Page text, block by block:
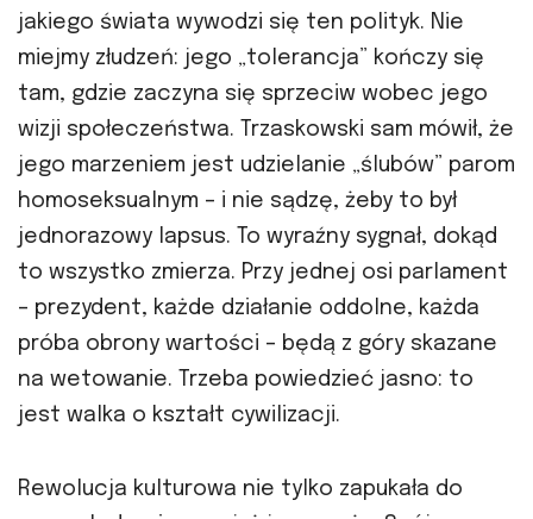
jakiego świata wywodzi się ten polityk. Nie
miejmy złudzeń: jego „tolerancja” kończy się
tam, gdzie zaczyna się sprzeciw wobec jego
wizji społeczeństwa. Trzaskowski sam mówił, że
jego marzeniem jest udzielanie „ślubów” parom
homoseksualnym – i nie sądzę, żeby to był
jednorazowy lapsus. To wyraźny sygnał, dokąd
to wszystko zmierza. Przy jednej osi parlament
– prezydent, każde działanie oddolne, każda
próba obrony wartości – będą z góry skazane
na wetowanie. Trzeba powiedzieć jasno: to
jest walka o kształt cywilizacji.
Rewolucja kulturowa nie tylko zapukała do